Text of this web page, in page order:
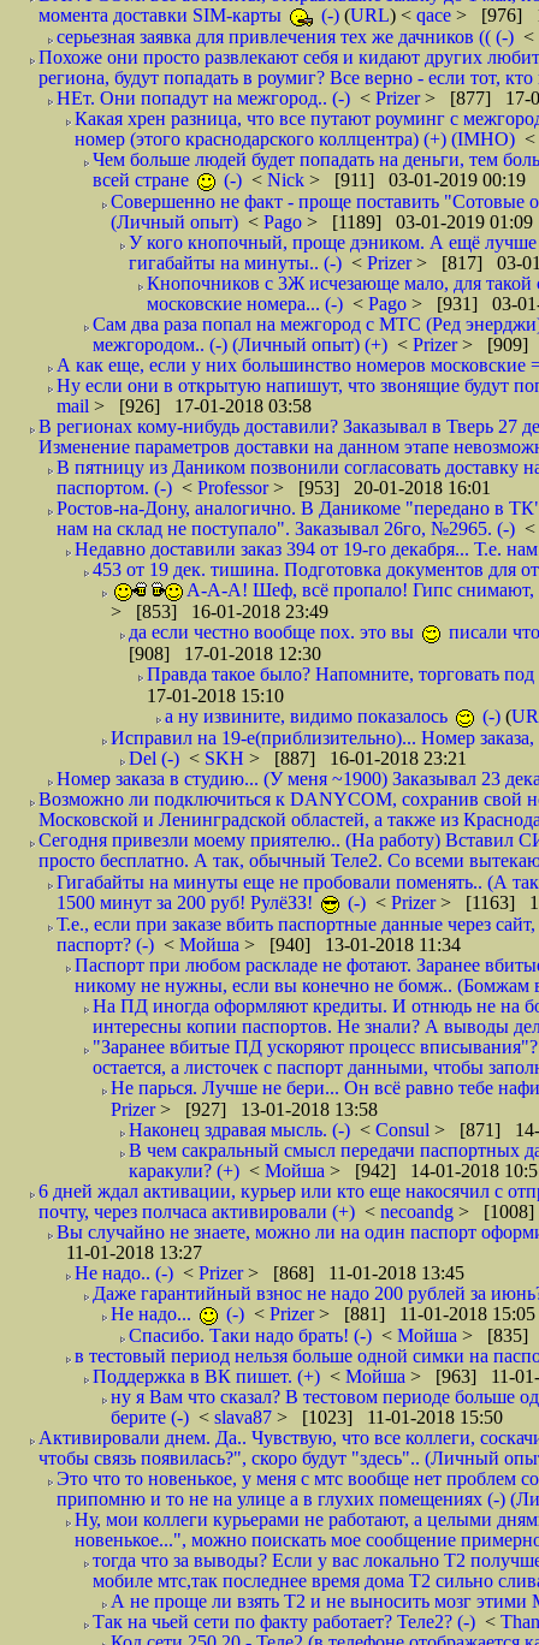
момента доставки SIM-карты
(-) (URL) < qace > [976]
серьезная заявка для привлечения тех же дачников (( (-) <
Похоже они просто развлекают себя и кидают других
региона, будут попадать в роумиг? Все верно - если тот,
НЕт. Они попадут на межгород.. (-) < Prizer> [877] 17-
Какая хрен разница, что все путают роуминг с
номер (этого краснодарского коллцентра) (+) (IMHO) <
Чем больше людей будет попадать на деньги, тем
всей стране
(-) < Nick > [911] 03-01-2019 00:19
Совершенно не факт - проще поставить "Сотовые
(Личный опыт) < Pago > [1189] 03-01-2019 01:09
У кого кнопочный, проще дэником. А ещё лучше
гигабайты на минуты.. (-) < Prizer> [817] 03-
Кнопочников с 3Ж исчезающе мало, для такой
московские номера... (-) < Pago > [931] 03-01-
Сам два раза попал на межгород с МТС (Ред
межгородом.. (-) (Личный опыт) (+) < Prizer> [909]
А как еще, если у них большинство номеров московские
Ну если они в открытую напишут, что звонящие будут
mail > [926] 17-01-2018 03:58
В регионах кому-нибудь доставили? Заказывал в Тверь 27
Изменение параметров доставки на данном этапе
В пятницу из Даником позвонили согласовать доставку
паспортом. (-) < Professor> [953] 20-01-2018 16:01
Ростов-на-Дону, аналогично. В Даникоме "передано в
нам на склад не поступало". Заказывал 26го, №2965. (-) <
Недавно доставили заказ 394 от 19-го декабря... Т.е.
453 от 19 дек. тишина. Подготовка документов для
А-А-А! Шеф, всё пропало! Гипс снимают,
> [853] 16-01-2018 23:49
да если честно вообще пох. это вы
писали
[908] 17-01-2018 12:30
Правда такое было? Напомните, торговать
17-01-2018 15:10
а ну извините, видимо показалось
(-) (
Исправил на 19-е(приблизительно)... Номер
Del (-) < SKH > [887] 16-01-2018 23:21
Номер заказа в студию... (У меня ~1900) Заказывал 23
Возможно ли подключиться к DANYCOM, сохранив свой
Московской и Ленинградской областей, а также из
Сегодня привезли моему приятелю.. (На работу) Вставил
просто бесплатно. А так, обычный Теле2. Со всеми
Гигабайты на минуты еще не пробовали поменять.. (А
1500 минут за 200 руб! РулёЗЗ!
(-) < Prizer> [1163]
Т.е., если при заказе вбить паспортные данные через
паспорт? (-) < Мойша > [940] 13-01-2018 11:34
Паспорт при любом раскладе не фотают. Заранее
никому не нужны, если вы конечно не бомж.. (Бомжам
На ПД иногда оформляют кредиты. И отнюдь не на
интересны копии паспортов. Не знали? А выводы
"Заранее вбитые ПД ускоряют процесс
остается, а листочек с паспорт данными, чтобы
Не парься. Лучше не бери... Он всё равно тебе
Prizer> [927] 13-01-2018 13:58
Наконец здравая мысль. (-) < Consul > [871] 14-
В чем сакральный смысл передачи паспортных
каракули? (+) < Мойша > [942] 14-01-2018
6 дней ждал активации, курьер или кто еще накосячил с
почту, через полчаса активировали (+) < necoandg > [1008]
Вы случайно не знаете, можно ли на один паспорт
11-01-2018 13:27
Не надо.. (-) < Prizer> [868] 11-01-2018 13:45
Даже гарантийный взнос не надо 200 рублей за
Не надо...
(-) < Prizer> [881] 11-01-2018 15:05
Спасибо. Таки надо брать! (-) < Мойша > [835]
в тестовый период нельзя больше одной симки на
Поддержка в ВК пишет. (+) < Мойша > [963] 11-01-
ну я Вам что сказал? В тестовом периоде больше
берите (-) < slava87 > [1023] 11-01-2018 15:50
Активировали днем. Да.. Чувствую, что все коллеги,
чтобы связь появилась?", скоро будут "здесь".. (Личный
Это что то новенькое, у меня с мтс вообще нет проблем
припомню и то не на улице а в глухих помещениях (-)
Ну, мои коллеги курьерами не работают, а целыми
новенькое...", можно поискать мое сообщение
тогда что за выводы? Если у вас локально Т2
мобиле мтс,так последнее время дома Т2 сильно
А не проще ли взять Т2 и не выносить мозг
Так на чьей сети по факту работает? Теле2? (-) <